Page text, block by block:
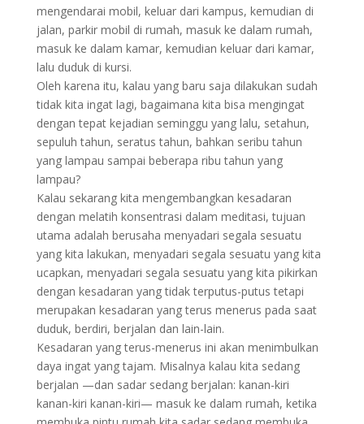
mengendarai mobil, keluar dari kampus, kemudian di
jalan, parkir mobil di rumah, masuk ke dalam rumah,
masuk ke dalam kamar, kemudian keluar dari kamar,
lalu duduk di kursi.
Oleh karena itu, kalau yang baru saja dilakukan sudah
tidak kita ingat lagi, bagaimana kita bisa mengingat
dengan tepat kejadian seminggu yang lalu, setahun,
sepuluh tahun, seratus tahun, bahkan seribu tahun
yang lampau sampai beberapa ribu tahun yang
lampau?
Kalau sekarang kita mengembangkan kesadaran
dengan melatih konsentrasi dalam meditasi, tujuan
utama adalah berusaha menyadari segala sesuatu
yang kita lakukan, menyadari segala sesuatu yang kita
ucapkan, menyadari segala sesuatu yang kita pikirkan
dengan kesadaran yang tidak terputus-putus tetapi
merupakan kesadaran yang terus menerus pada saat
duduk, berdiri, berjalan dan lain-lain.
Kesadaran yang terus-menerus ini akan menimbulkan
daya ingat yang tajam. Misalnya kalau kita sedang
berjalan —dan sadar sedang berjalan: kanan-kiri
kanan-kiri kanan-kiri— masuk ke dalam rumah, ketika